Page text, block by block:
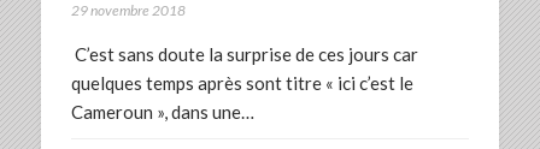
29 novembre 2018
C’est sans doute la surprise de ces jours car
quelques temps après sont titre « ici c’est le
Cameroun », dans une…